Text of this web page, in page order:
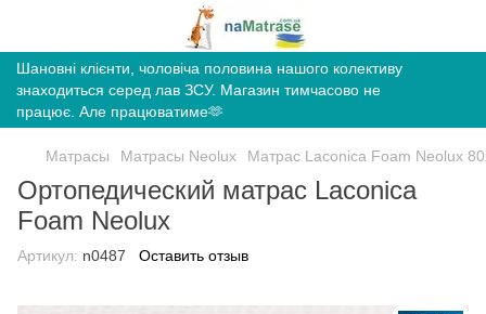
Шановні клієнти, чоловіча половина нашого колективу
знаходиться серед лав ЗСУ. Магазин тимчасово не
працює. Але працюватиме🫶
Матрасы Матрасы Neolux Матрас Laconica Foam Neolux
Ортопедический матрас Laconica
Foam Neolux
Артикул: n0487 Оставить отзыв